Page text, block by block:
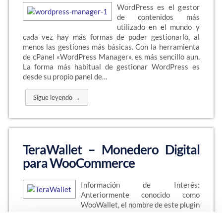
WordPress es el gestor
de contenidos más
utilizado en el mundo y
cada vez hay más formas de poder gestionarlo, al
menos las gestiones más básicas. Con la herramienta
de cPanel «WordPress Manager», es más sencillo aun.
La forma más habitual de gestionar WordPress es
desde su propio panel de…
Sigue leyendo →
TeraWallet – Monedero Digital
para WooCommerce
Información de Interés:
Anteriormente conocido como
WooWallet, el nombre de este plugin